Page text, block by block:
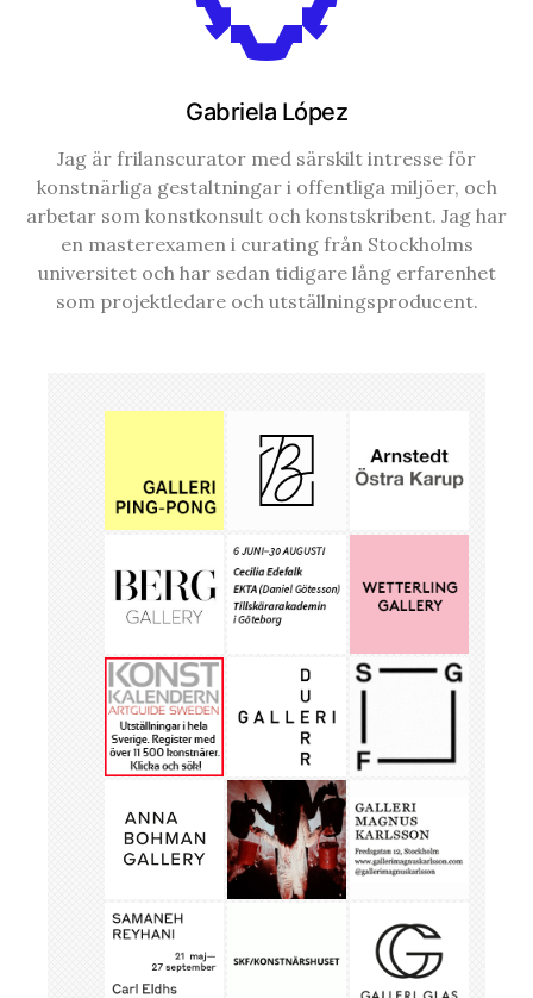
Gabriela López
Jag är frilanscurator med särskilt intresse för
konstnärliga gestaltningar i offentliga miljöer, och
arbetar som konstkonsult och konstskribent. Jag har
en masterexamen i curating från Stockholms
universitet och har sedan tidigare lång erfarenhet
som projektledare och utställningsproducent.